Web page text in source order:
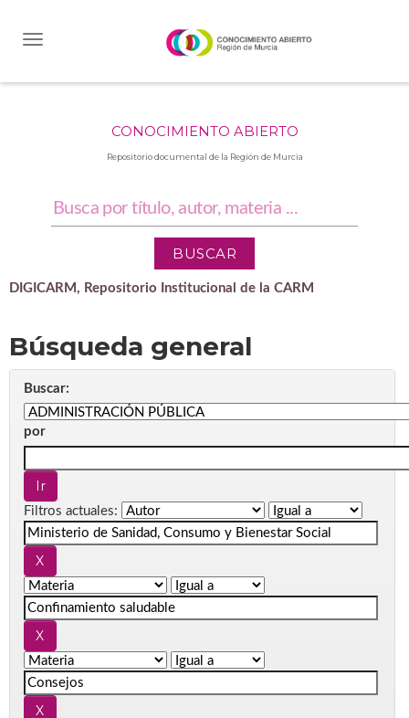
CONOCIMIENTO ABIERTO
Repositorio documental de la Región de Murcia
DIGICARM, Repositorio Institucional de la CARM
Búsqueda general
Buscar:
por
Filtros actuales: